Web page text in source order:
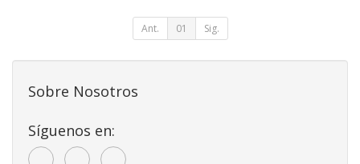
Ant. 01 Sig.
Sobre Nosotros
Síguenos en: